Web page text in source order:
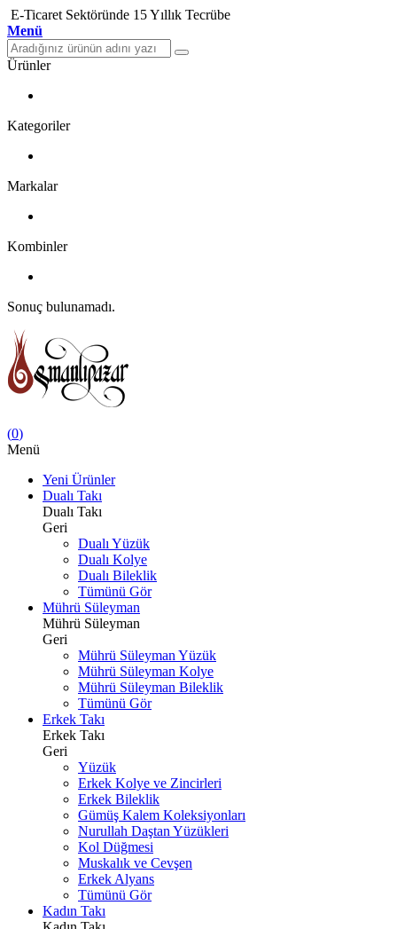
E-Ticaret Sektöründe 15 Yıllık Tecrübe
Menü
Ürünler
Kategoriler
Markalar
Kombinler
Sonuç bulunamadı.
(0)
Menü
Yeni Ürünler
Dualı Takı
Dualı Takı
Geri
Dualı Yüzük
Dualı Kolye
Dualı Bileklik
Tümünü Gör
Mührü Süleyman
Mührü Süleyman
Geri
Mührü Süleyman Yüzük
Mührü Süleyman Kolye
Mührü Süleyman Bileklik
Tümünü Gör
Erkek Takı
Erkek Takı
Geri
Yüzük
Erkek Kolye ve Zincirleri
Erkek Bileklik
Gümüş Kalem Koleksiyonları
Nurullah Daştan Yüzükleri
Kol Düğmesi
Muskalık ve Cevşen
Erkek Alyans
Tümünü Gör
Kadın Takı